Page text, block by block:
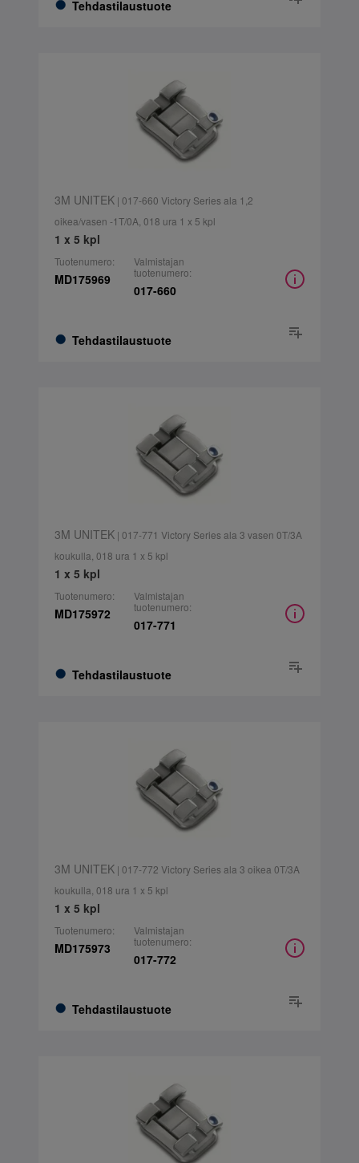
Tehdastilaustuote
3M UNITEK| 017-660 Victory Series ala 1,2
oikea/vasen -1T/0A, 018 ura 1 x 5 kpl
1 x 5 kpl
Tuotenumero:
MD175969
Tehdastilaustuote
Valmistajan
tuotenumero:
017-660
3M UNITEK| 017-771 Victory Series ala 3 vasen 0T/3A
koukulla, 018 ura 1 x 5 kpl
1 x 5 kpl
Tuotenumero:
MD175972
Tehdastilaustuote
Valmistajan
tuotenumero:
017-771
3M UNITEK| 017-772 Victory Series ala 3 oikea 0T/3A
koukulla, 018 ura 1 x 5 kpl
1 x 5 kpl
Tuotenumero:
MD175973
Tehdastilaustuote
Valmistajan
tuotenumero:
017-772